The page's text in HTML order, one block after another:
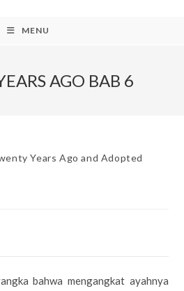
MENU
AGO BAB 6
Years Ago and Adopted
bahwa mengangkat ayahnya